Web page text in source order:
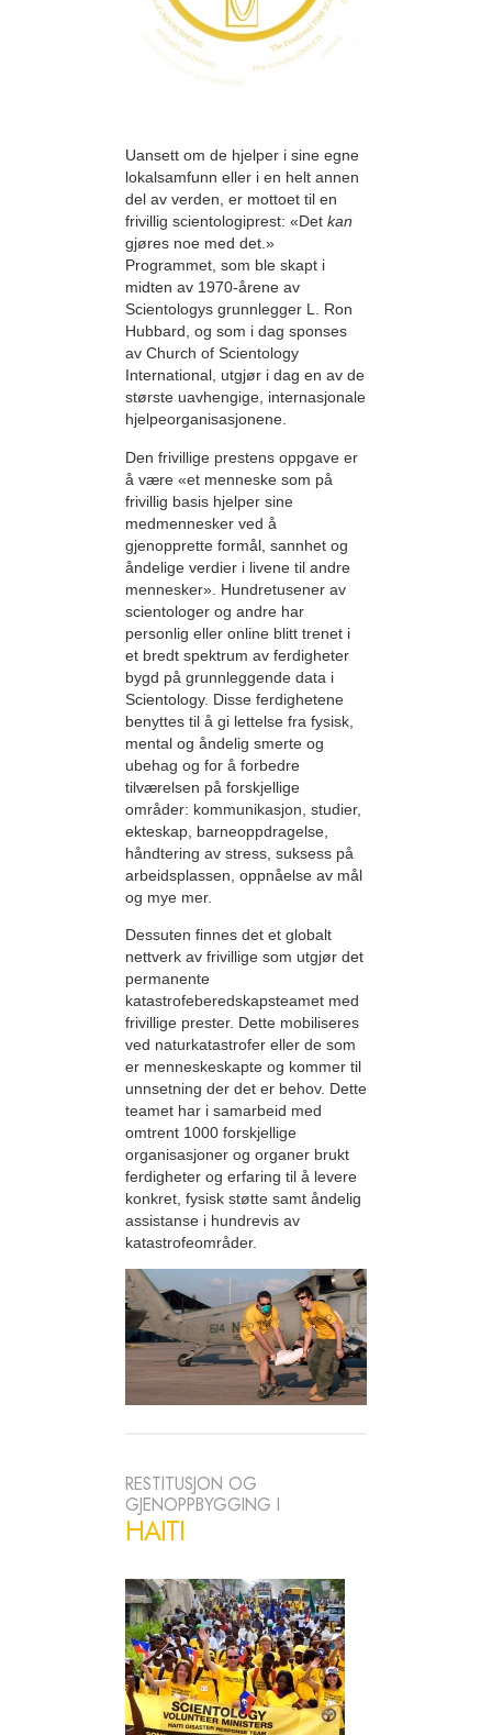
Uansett om de hjelper i sine egne
lokalsamfunn eller i en helt annen
del av verden, er mottoet til en
frivillig scientologiprest: «Det kan
gjøres noe med det.»
Programmet, som ble skapt i
midten av 1970-årene av
Scientologys grunnlegger L. Ron
Hubbard, og som i dag sponses
av Church of Scientology
International, utgjør i dag en av de
største uavhengige, internasjonale
hjelpeorganisasjonene.
Den frivillige prestens oppgave er
å være «et menneske som på
frivillig basis hjelper sine
medmennesker ved å
gjenopprette formål, sannhet og
åndelige verdier i livene til andre
mennesker». Hundretusener av
scientologer og andre har
personlig eller online blitt trenet i
et bredt spektrum av ferdigheter
bygd på grunnleggende data i
Scientology. Disse ferdighetene
benyttes til å gi lettelse fra fysisk,
mental og åndelig smerte og
ubehag og for å forbedre
tilværelsen på forskjellige
områder: kommunikasjon, studier,
ekteskap, barneoppdragelse,
håndtering av stress, suksess på
arbeidsplassen, oppnåelse av mål
og mye mer.
Dessuten finnes det et globalt
nettverk av frivillige som utgjør det
permanente
katastrofeberedskaps­teamet med
frivillige prester. Dette mobiliseres
ved natur­katastrofer eller de som
er menneskeskapte og kommer til
unnsetning der det er behov. Dette
teamet har i samarbeid med
omtrent 1000 forskjellige
organisasjoner og organer brukt
ferdigheter og erfaring til å levere
konkret, fysisk støtte samt åndelig
assistanse i hundrevis av
katastrofeområder.
RESTITUSJON OG
GJENOPPBYGGING I
HAITI